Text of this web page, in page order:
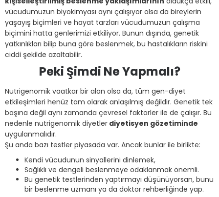
vücudumuzun biyokimyası aynı çalışıyor olsa da bireylerin
yaşayış biçimleri ve hayat tarzları vücudumuzun çalışma
biçimini hatta genlerimizi etkiliyor. Bunun dışında, genetik
yatkınlıkları bilip buna göre beslenmek, bu hastalıkların riskini
ciddi şekilde azaltabilir.
Peki Şimdi Ne Yapmalı?
Nutrigenomik vaatkar bir alan olsa da, tüm gen-diyet
etkileşimleri henüz tam olarak anlaşılmış değildir. Genetik tek
başına değil aynı zamanda çevresel faktörler ile de çalışır. Bu
nedenle nutrigenomik diyetler diyetisyen gözetiminde
uygulanmalıdır.
Şu anda bazı testler piyasada var. Ancak bunlar ile birlikte:
Kendi vücudunun sinyallerini dinlemek,
Sağlıklı ve dengeli beslenmeye odaklanmak önemli.
Bu genetik testlerinden yaptırmayı düşünüyorsan, bunu
bir beslenme uzmanı ya da doktor rehberliğinde yap.